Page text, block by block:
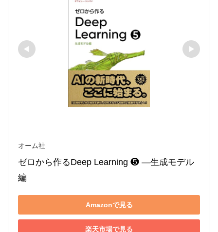
オーム社
ゼロから作るDeep Learning ❺ ―生成モデル
編
Amazonで見る
楽天市場で見る